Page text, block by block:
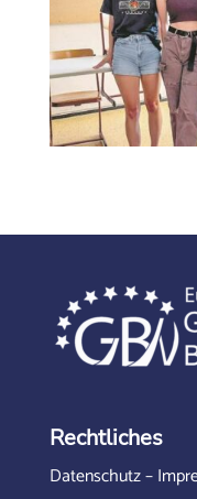
Rechtliches
Datenschutz–